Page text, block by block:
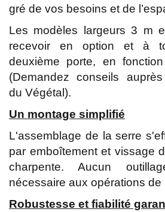
gré de vos besoins et de
Les modèles largeurs 3 m
recevoir en option et à
deuxième porte, en
(Demandez conseils
du Végétal).
Un montage simplifié
L'assemblage de la serre
par emboîtement et vissage
charpente. Aucun
nécessaire aux opérations de
Robustesse et fiabilité